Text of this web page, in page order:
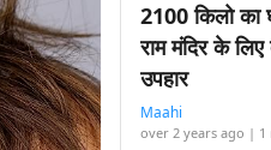
2100 किलो का
राम मंदिर के
उपहार
Maahi
over 2 years ago | 1